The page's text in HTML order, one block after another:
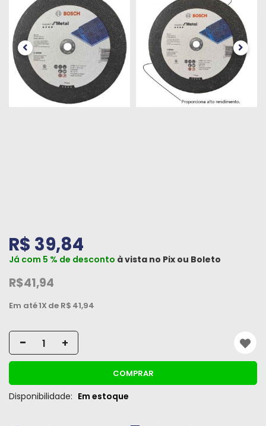
Químicos
Peças
e
Acessórios
Oficina
Mecânica
R$ 39,84
Já com 5 % de desconto à vista no Pix ou Boleto
R$41,94
Em até1X de R$ 41,94
- +
COMPRAR
Disponibilidade: Em estoque